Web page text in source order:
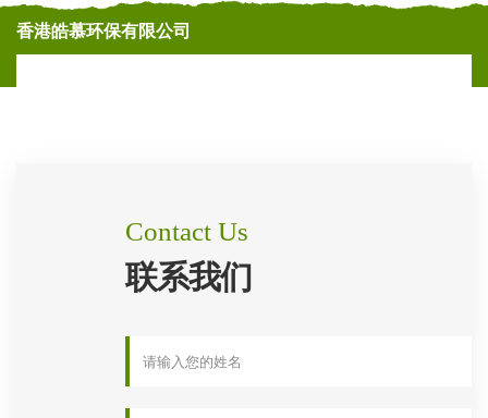
香港皓慕环保有限公司
Contact Us
联系我们